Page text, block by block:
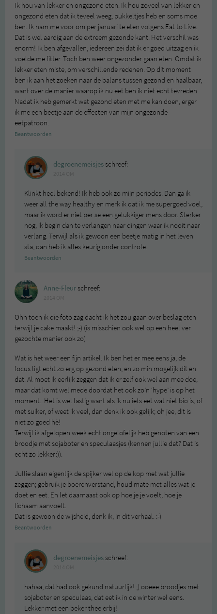
Ik hou van lekker en ongezond eten. Ik hou zoveel van lekker en
ongezond eten dat ik teveel weeg, pukkeltjes heb en soms moe
ben. Ik nam me voor om per januari te eten volgens Eat to Live.
Dat is wel aardig aan de extreem gezonde kant. Het verschil was
enorm! Ik ben afgevallen, iedereen zei dat ik er goed uitzag en ik
voelde me fitter. Toch ben weer ongezonder gaan eten. Omdat ik
lekker eten miste, om verschillende redenen. Op dit moment
ben ik aan het zoeken naar de balans tussen gezond en haalbaar,
want over de manier waarop ik nu eet ben ik niet echt tevreden.
Nadat ik heb gemerkt wat gezond eten met me kan doen, erger
ik me een beetje aan de effecten van mijn ongezonde
eetpatroon.
Beantwoorden
degroenemeisjesschreef:
Klinkt heel bekend! Ik heb ook zo mijn periodes. Dan ga ik
weer all the way healthy en merk ik dat ik me supergoed voel,
maar ik word er niet per se een gelukkiger mens door. Sterker
nog, ik begin dan te verlangen naar dingen waar ik nooit naar
verlang. Terwijl als ik gewoon een beetje matig in het leven
sta, dan heb ik alles keurig onder controle.
Beantwoorden
Anne-Fleurschreef:
Ohh toen ik die foto zag dacht ik het zou gaan over beslag eten
terwijl je cake maakt! ;-) (is misschien ook wel op een heel ver
gezochte manier ook zo)
Wat is het weer een fijn artikel. Ik ben het er mee eens ja, de
focus ligt echt zo erg op gezond eten, en zo min mogelijk dit en
dat. Al moet ik eerlijk zeggen dat ik er zelf ook wel aan mee doe,
maar dat komt wel mede doordat het ook zo’n ‘hype’ is op het
moment.. Het is wel lastig want als ik nu iets eet wat niet bio is, of
met suiker, of weet ik veel, dan denk ik ook gelijk; oh jee, dit is
niet zo goed hè!
Terwijl ik afgelopen week echt ongelofelijk heb genoten van een
broodje met sojaboter en speculaasjes (kennen jullie dat? Dat is
echt zo lekker:)).
Jullie slaan eigenlijk de spijker wel op de kop met wat jullie
zeggen; gebruik je boerenverstand, houd mate met alles wat je
doet en eet. En let daarnaast ook op hoe je je voelt, hoe je
lichaam aanvoelt.
Dat is gewoon de wijsheid, denk ik, in dit verhaal. :-)
Beantwoorden
degroenemeisjesschreef:
hahaa, dat had ook gekund natuurlijk! ;) ooeee broodjes met
sojaboter en speculaas, dat eet ik in de winter wel eens.
Lekker met een beker thee erbij!